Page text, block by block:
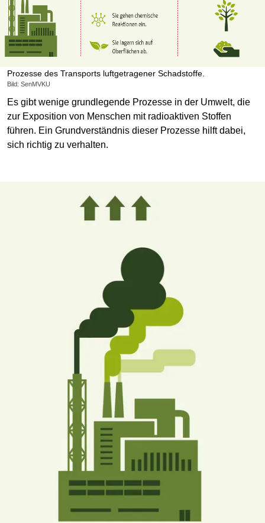
Prozesse des Transports luftgetragener Schadstoffe.
Bild: SenMVKU
Es gibt wenige grundlegende Prozesse in der Umwelt, die
zur Exposition von Menschen mit radioaktiven Stoffen
führen. Ein Grundverständnis dieser Prozesse hilft dabei,
sich richtig zu verhalten.